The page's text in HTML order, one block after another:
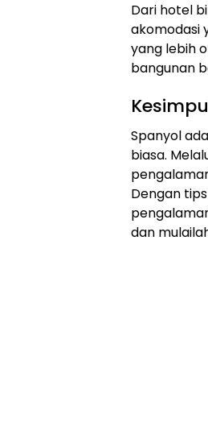
Dari hotel
akomodasi
yang lebih
bangunan
Spanyol
biasa.
Dengan
dan